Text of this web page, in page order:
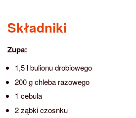
Składniki
Zupa:
1,5 l bulionu drobiowego
200 g chleba razowego
1 cebula
2 ząbki czosnku